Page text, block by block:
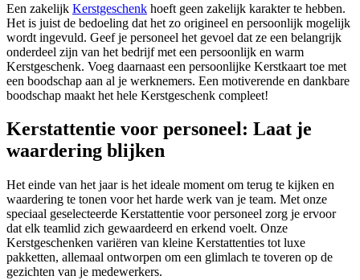
Een zakelijk Kerstgeschenk hoeft geen zakelijk karakter te hebben.
Het is juist de bedoeling dat het zo origineel en persoonlijk mogelijk
wordt ingevuld. Geef je personeel het gevoel dat ze een belangrijk
onderdeel zijn van het bedrijf met een persoonlijk en warm
Kerstgeschenk. Voeg daarnaast een persoonlijke Kerstkaart toe met
een boodschap aan al je werknemers. Een motiverende en dankbare
boodschap maakt het hele Kerstgeschenk compleet!
Kerstattentie voor personeel: Laat je
waardering blijken
Het einde van het jaar is het ideale moment om terug te kijken en
waardering te tonen voor het harde werk van je team. Met onze
speciaal geselecteerde Kerstattentie voor personeel zorg je ervoor
dat elk teamlid zich gewaardeerd en erkend voelt. Onze
Kerstgeschenken variëren van kleine Kerstattenties tot luxe
pakketten, allemaal ontworpen om een glimlach te toveren op de
gezichten van je medewerkers.